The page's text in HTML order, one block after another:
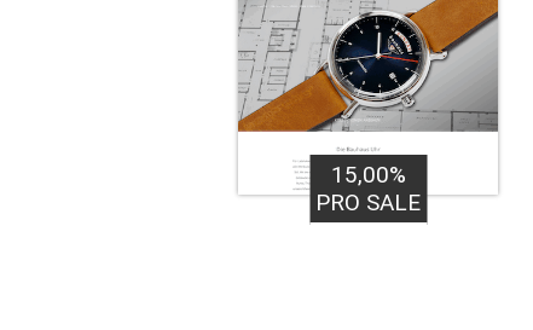
15,00%
PRO SALE